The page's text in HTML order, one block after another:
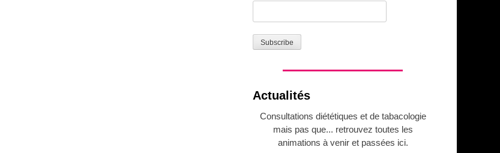
Actualités
Consultations diététiques et de tabacologie
mais pas que... retrouvez toutes les
animations à venir et passées ici.